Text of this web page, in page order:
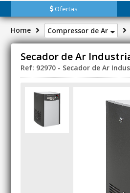
Ofertas
Home Compressor de Ar
Secador de Ar
Ref: 92970 - Secador de Ar